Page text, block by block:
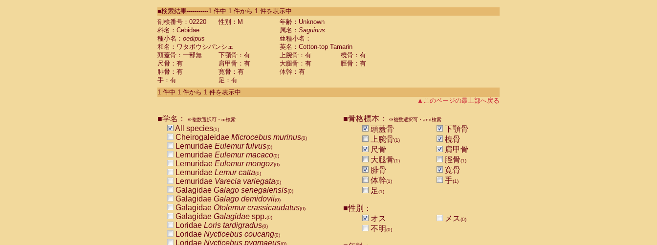
CebidaeSaguinus labiatus(0)
Cebidae Saguinus leucopus (0)
Cebidae
Cebidae
CebidaeSaguinus nigricollis (0)
Cebidae Saguinus oedipus
Cebidae Saguinus weddelli
Cebidae Saguinusspp.
Cebidae Aotus trivirgatus
Cebidae Cebus albifrons
CebidaeCebus nigrivittatus
CebidaeCebus
CebidaeSaimiri boliviensis(0)
CebidaeSaimiri sciureus(0)
AtelidaeAlouatta caraya(0)
AtelidaeAlouatta fusca(0)
AtelidaeAlouatta seniculus
AtelidaeAlouattaspp.(0)
AtelidaeAteles belzebuth(0)
AtelidaeAteles geoffroyi(0)
AtelidaeAteles paniscus(0)
AtelidaeAtelesspp.(0)
Atelidae Lagothrix lagothricha
AtelidaeLagothrix lagothricha cana
PitheciidaeCacajao calvus rubicundus
■検索結果-----------1 件中 1 件から 1 件を表示中
剖検番号：02220
性別：M
年齢：Unknown
科名：Cebidae
属名： Saguinus
種小名： oedipus
亜種小名：
和名：ワタボウシパンシェ
英名：Cotton-top Tamarin
頭蓋骨：一部無
下顎骨：有 上腕骨：有
橈骨：有
尺骨：有
肩甲骨：有 大腿骨：有
脛骨：有
腓骨：有
寛骨：有
体幹：有
手：有
足：有
1 件中 1 件から 1 件を表示中
▲このページの最上部へ戻る
■学名： ※複数選択可・or検索
All species(1)
Cheirogaleidae Microcebus murinus(0)
Lemuridae Eulemur fulvus(0)
Lemuridae Eulemur macaco(0)
Lemuridae Eulemur mongoz(0)
Lemuridae Lemur catta(0)
Lemuridae Varecia variegata(0)
Galagidae Galago senegalensis(0)
Galagidae Galago demidovii(0)
Galagidae Otolemur crassicaudatus(0)
Galagidae Galagidae spp.(0)
Loridae Loris tardigradus(0)
Loridae Nycticebus coucang(0)
Loridae Nycticebus pygmaeus(0)
■骨格標本： ※複数選択可・and検索
頭蓋骨
下顎骨
上腕骨(1)
橈骨
尺骨
肩甲骨
大腿骨(1) 脛骨(1)
腓骨
寛骨
体幹(1) 手(1)
足(1)
■性別：
オス
メス(0)
不明(0)